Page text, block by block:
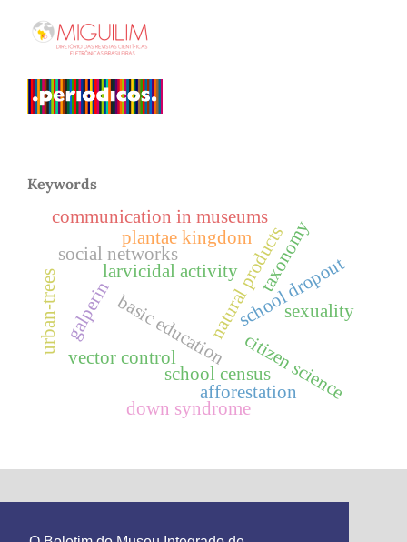
Keywords
vector control
natural products
larvicidal activity
school census
school dropout
basic education
communication in museums
social networks
citizen science
plantae kingdomtaxonomy
sexuality
afforestation
urban-trees
down syndrome
galperin
This work is licensed under the Creative Commons